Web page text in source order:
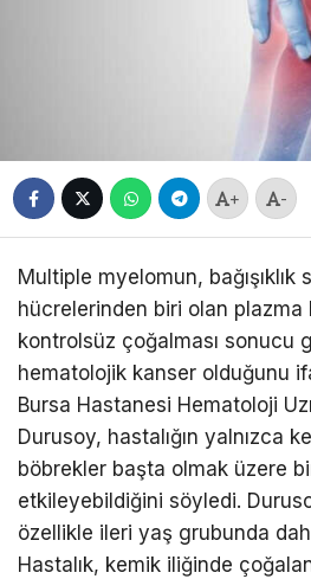
+ -
Multiple myelomun, bağışıklık
hücrelerinden biri olan plazma
kontrolsüz çoğalması sonucu
hematolojik kanser olduğunu
Bursa Hastanesi Hematoloji
Durusoy, hastalığın yalnızca
böbrekler başta olmak üzere
etkileyebildiğini söyledi.
özellikle ileri yaş grubunda
Hastalık, kemik iliğinde